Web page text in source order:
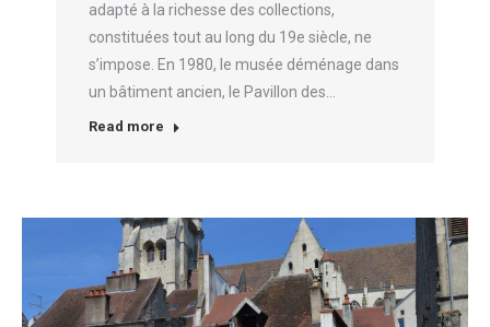
adapté à la richesse des collections,
constituées tout au long du 19e siècle, ne
s’impose. En 1980, le musée déménage dans
un bâtiment ancien, le Pavillon des…
Read more